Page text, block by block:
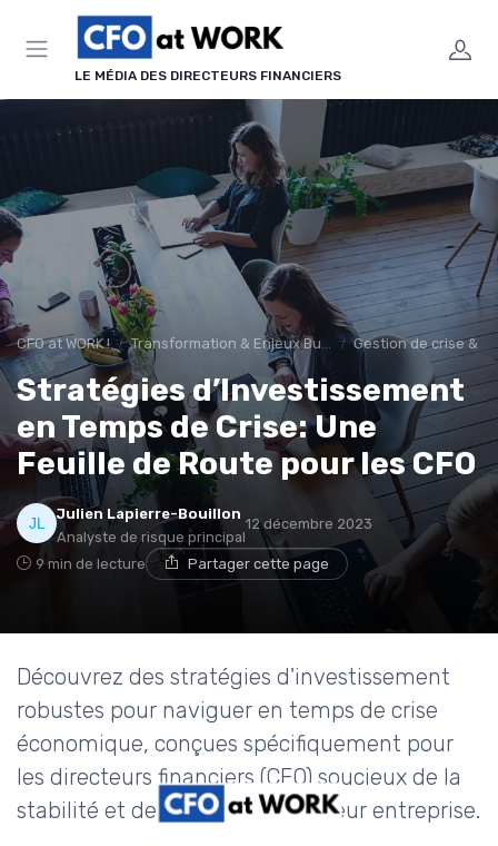
LE MÉDIA DES DIRECTEURS FINANCIERS
CFO at WORK ! Transformation & Enjeux Business Gestion de crise &
Stratégies d’Investissement
en Temps de Crise: Une
Feuille de Route pour les CFO
Julien Lapierre-Bouillon
Analyste de risque principal
12 décembre 2023
9 min de lecture Partager cette page
Découvrez des stratégies d'investissement
robustes pour naviguer en temps de crise
économique, conçues spécifiquement pour
les directeurs financiers (CFO) soucieux de la
stabilité et de la croissance de leur entreprise.
Panneau de gestion des cookies